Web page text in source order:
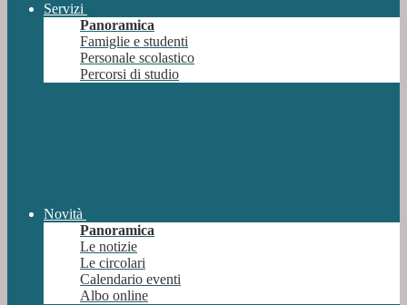
Servizi
Panoramica
Famiglie e studenti
Personale scolastico
Percorsi di studio
Novità
Panoramica
Le notizie
Le circolari
Calendario eventi
Albo online